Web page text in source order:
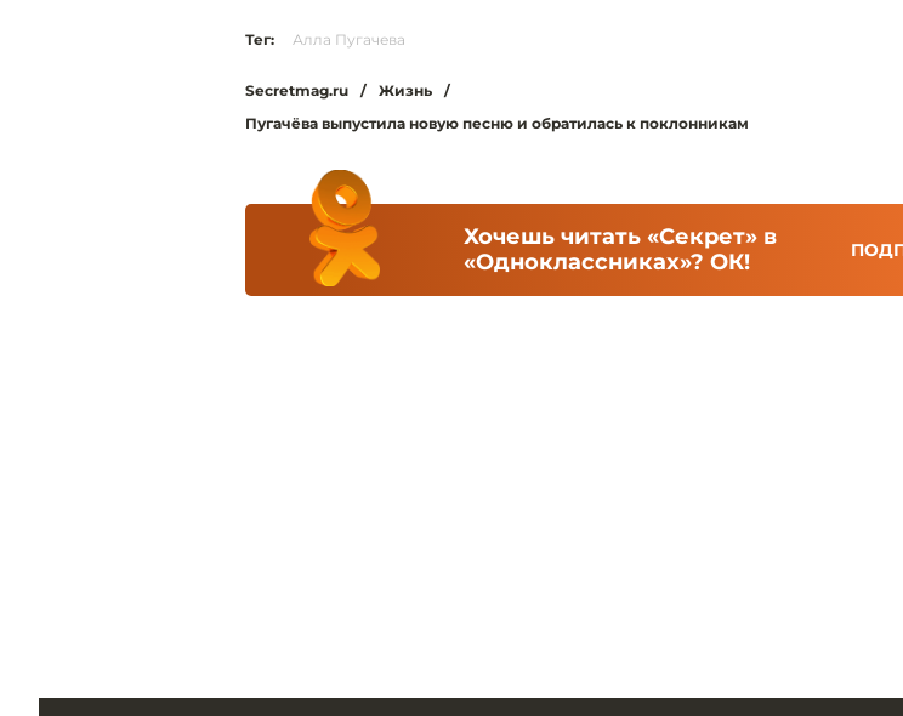
Тег: Алла Пугачева
Secretmag.ru / Жизнь
/
Пугачёва выпустила новую песню и обратилась к поклонникам
Хочешь читать «Секрет» в
«Одноклассниках»? ОК!